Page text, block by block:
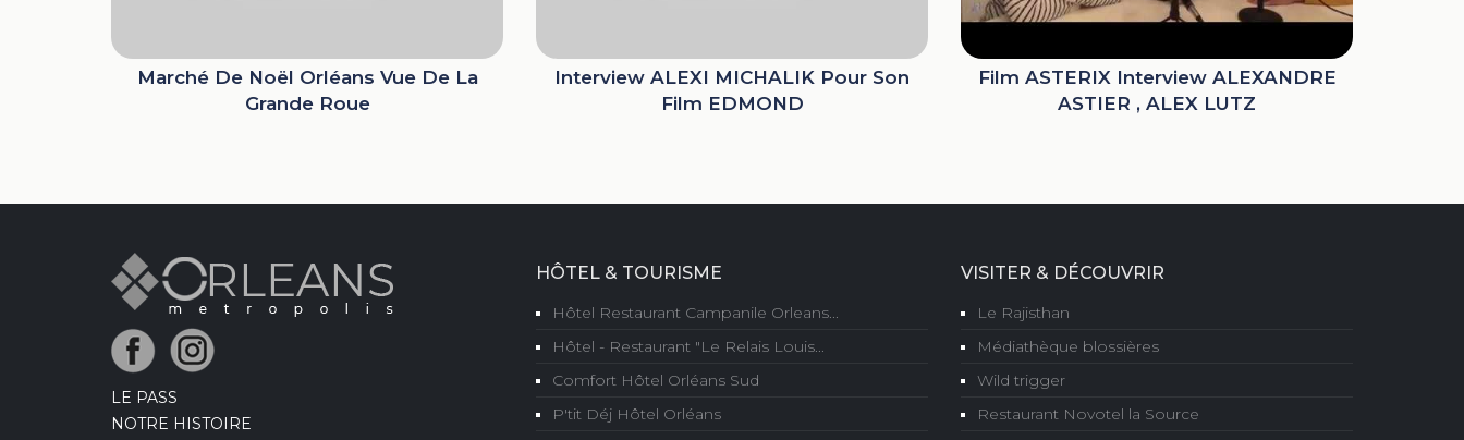
Marché De Noël Orléans Vue De La
Grande Roue
Interview ALEXI MICHALIK Pour Son
Film EDMOND
Film ASTERIX Interview ALEXANDRE
ASTIER , ALEX LUTZ
LE PASS
NOTRE HISTOIRE
HÔTEL & TOURISME
Hôtel Restaurant Campanile Orleans...
Hôtel - Restaurant "Le Relais Louis...
Comfort Hôtel Orléans Sud
P'tit Déj Hôtel Orléans
VISITER & DÉCOUVRIR
Le Rajisthan
Médiathèque blossières
Wild trigger
Restaurant Novotel la Source